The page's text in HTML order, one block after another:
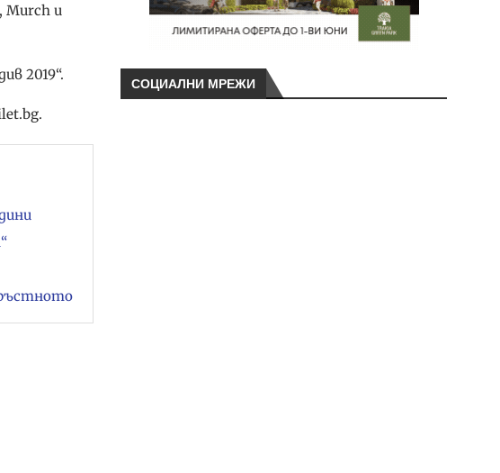
Murch и
2019“.
СОЦИАЛНИ МРЕЖИ